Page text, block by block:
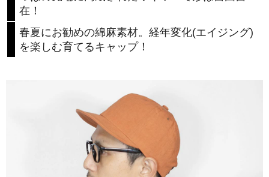
在！
春夏にお勧めの綿麻素材。経年変化(エイジング)
を楽しむ育てるキャップ！